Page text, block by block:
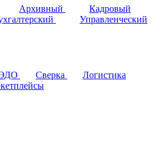
Архивный
Кадровый
Управленческий
Сверка
Логистика